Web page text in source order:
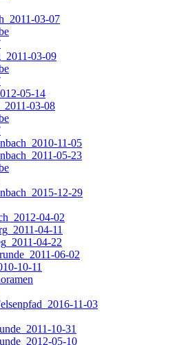
03-07
03-09
05-14
03-08
11-05
05-23
12-29
04-02
04-11
04-22
06-02
10-11
11-03
10-31
05-10